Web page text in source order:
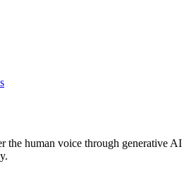
the human voice through generative AI